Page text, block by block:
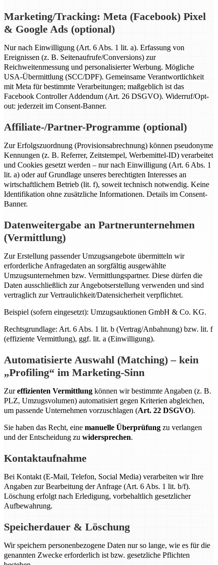
Marketing/Tracking: Meta (Facebook) Pixel
& Google Ads (optional)
Nur nach Einwilligung (Art. 6 Abs. 1 lit. a). Erfassung von
Ereignissen (z. B. Seitenaufrufe/Conversions) zur
Reichweitenmessung und personalisierter Werbung. Mögliche
USA-Übermittlung (SCC/DPF). Gemeinsame Verantwortlichkeit
mit Meta für bestimmte Verarbeitungen; maßgeblich ist das
Facebook Controller Addendum (Art. 26 DSGVO). Widerruf/Opt-
out: jederzeit im Consent-Banner.
Affiliate-/Partner-Programme (optional)
Zur Erfolgszuordnung (Provisionsabrechnung) können pseudonyme
Kennungen (z. B. Referrer, Zeitstempel, Werbemittel-ID) verarbeitet
und Cookies gesetzt werden – nur nach Einwilligung (Art. 6 Abs. 1
lit. a) oder auf Grundlage unseres berechtigten Interesses an
wirtschaftlichem Betrieb (lit. f), soweit technisch notwendig. Keine
Identifikation ohne zusätzliche Informationen. Details im Consent-
Banner.
Datenweitergabe an Partnerunternehmen
(Vermittlung)
Zur Erstellung passender Umzugsangebote übermitteln wir
erforderliche Anfragedaten an sorgfältig ausgewählte
Umzugsunternehmen bzw. Vermittlungspartner. Diese dürfen die
Daten ausschließlich zur Angebotserstellung verwenden und sind
vertraglich zur Vertraulichkeit/Datensicherheit verpflichtet.
Beispiel (sofern eingesetzt): Umzugsauktionen GmbH & Co. KG.
Rechtsgrundlage: Art. 6 Abs. 1 lit. b (Vertrag/Anbahnung) bzw. lit. f
(effiziente Vermittlung), ggf. lit. a (Einwilligung).
Automatisierte Auswahl (Matching) – kein
„Profiling“ im Marketing-Sinn
Zureffizienten Vermittlung können wir bestimmte Angaben (z. B.
PLZ, Umzugsvolumen) automatisiert gegen Kriterien abgleichen,
um passende Unternehmen vorzuschlagen (Art. 22 DSGVO).
Sie haben das Recht, eine manuelle Überprüfung zu verlangen
und der Entscheidung zu widersprechen.
Kontaktaufnahme
Bei Kontakt (E-Mail, Telefon, Social Media) verarbeiten wir Ihre
Angaben zur Bearbeitung der Anfrage (Art. 6 Abs. 1 lit. b/f).
Löschung erfolgt nach Erledigung, vorbehaltlich gesetzlicher
Aufbewahrung.
Speicherdauer & Löschung
Wir speichern personenbezogene Daten nur so lange, wie es für die
genannten Zwecke erforderlich ist bzw. gesetzliche Pflichten